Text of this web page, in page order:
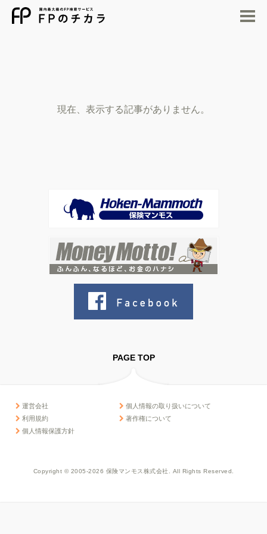
現在、表示する記事がありません。
PAGE TOP
運営会社
利用規約
個人情報保護方針
個人情報の取り扱いについて
著作権について
Copyright © 2005-2026 保険マンモス株式会社. All Rights Reserved.